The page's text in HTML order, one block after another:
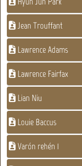
Jean Trouffant
Lawrence Adams
Lawrence Fairfax
Lian Niu
Louie Baccus
Varón rehén 1